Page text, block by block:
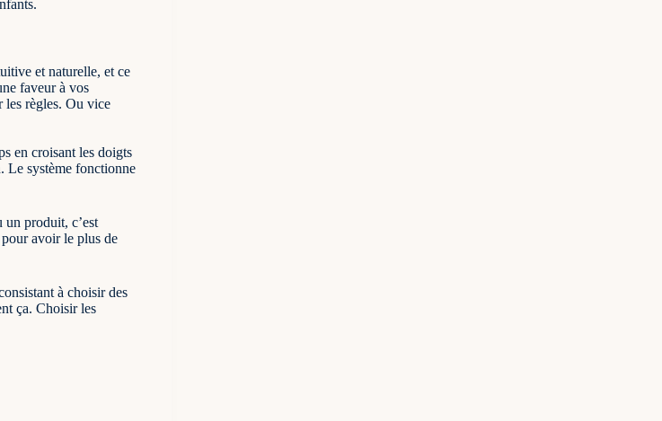
et naturelle, et ce
faveur à vos
les règles. Ou vice
en croisant les doigts
Le système fonctionne
un produit, c’est
pour avoir le plus de
à choisir des
ça. Choisir les